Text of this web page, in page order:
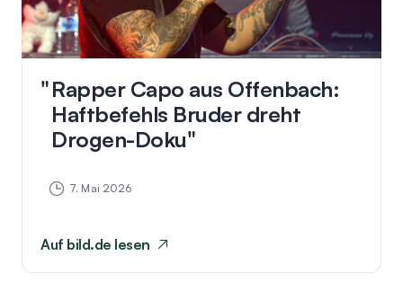
Rapper Capo aus Offenbach:
Haftbefehls Bruder dreht
Drogen-Doku
7. Mai 2026
Auf bild.de lesen